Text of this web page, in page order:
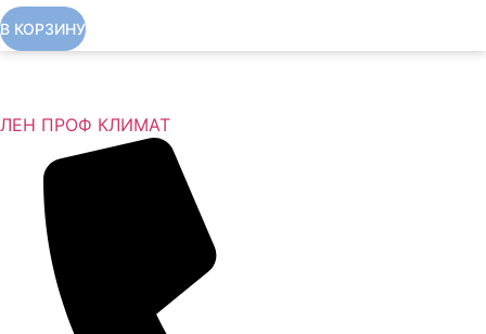
В КОРЗИНУ
ЛЕН ПРОФ КЛИМАТ